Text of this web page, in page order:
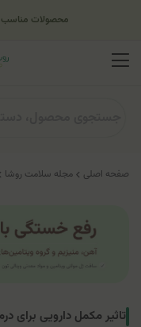
صفحه اصلی مجله سلامت روشا
تاثیر مکمل ‎دارویی برای درمان دیابت + مهم ترین نکات که باید بدانید
محصولات